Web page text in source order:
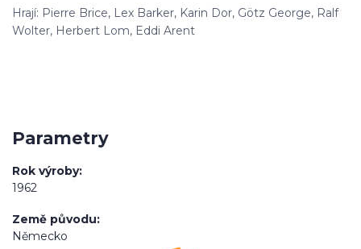
Hrají: Pierre Brice, Lex Barker, Karin Dor, Götz George, Ralf
Wolter, Herbert Lom, Eddi Arent
Parametry
Rok výroby
1962
Země původu
Německo